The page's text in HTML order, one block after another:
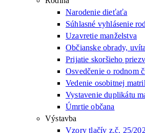
Narodenie dieťaťa
Súhlasné vyhlásenie
Uzavretie manželstva
Občianske obrady,
Prijatie skoršieho
Osvedčenie o rodnom
Vedenie osobitnej
Vystavenie duplikátu
Úmrtie občana
Výstavba
Vzory tlačív z.č. 25/